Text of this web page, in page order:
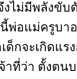
งไม่มีพลังขั
พ่อแม่ครูบา
ด็กจะเกิดแ
าที่ว่า ตั้งตน